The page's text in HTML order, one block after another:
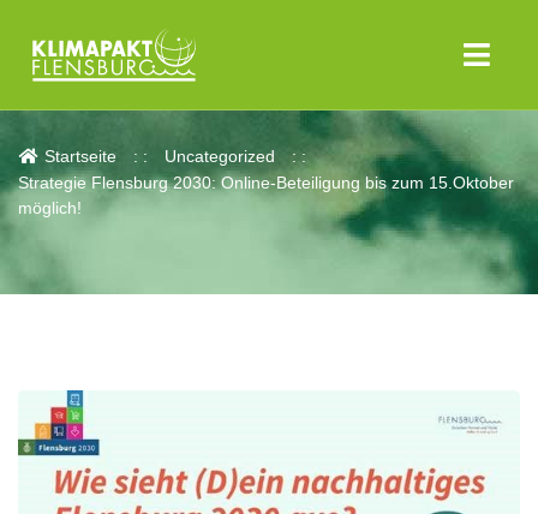
Aktuelles
Startseite
Uncategorized
Strategie Flensburg 2030: Online-Beteiligung bis zum 15.Oktober
möglich!